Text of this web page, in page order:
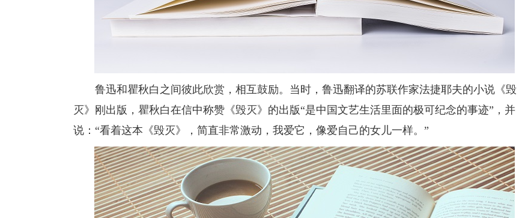
鲁迅和瞿秋白之间彼此欣赏，相互鼓励。当时，鲁迅翻译的苏联作家法捷耶夫的小说《毁
灭》刚出版，瞿秋白在信中称赞《毁灭》的出版“是中国文艺生活里面的极可纪念的事迹”，并
说：“看着这本《毁灭》，简直非常激动，我爱它，像爱自己的女儿一样。”